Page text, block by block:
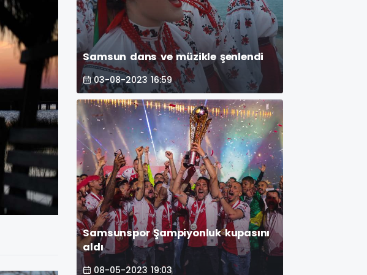
Samsun dans ve müzikle şenlendi
03-08-2023 16:59
Samsunspor Şampiyonluk kupasını
aldı
08-05-2023 19:03